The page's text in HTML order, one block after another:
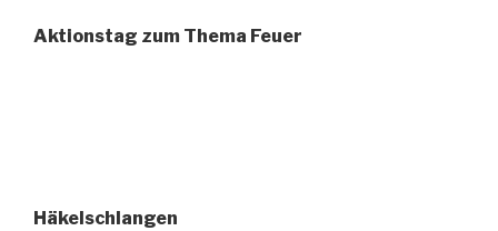
Aktionstag zum Thema Feuer
Häkelschlangen